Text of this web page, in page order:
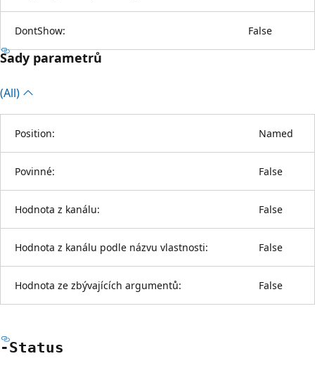
DontShow: False
Sady parametrů
(All)
Position: Named
Povinné: False
Hodnota z kanálu: False
Hodnota z kanálu podle názvu vlastnosti: False
Hodnota ze zbývajících argumentů: False
-Status